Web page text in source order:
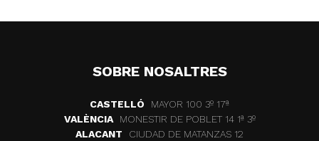
SOBRE NOSALTRES
CASTELLÓ
MAYOR 100 3º 17ª
VALÈNCIA
MONESTIR DE POBLET 14 1ª 3º
ALACANT
CIUDAD DE MATANZAS 12